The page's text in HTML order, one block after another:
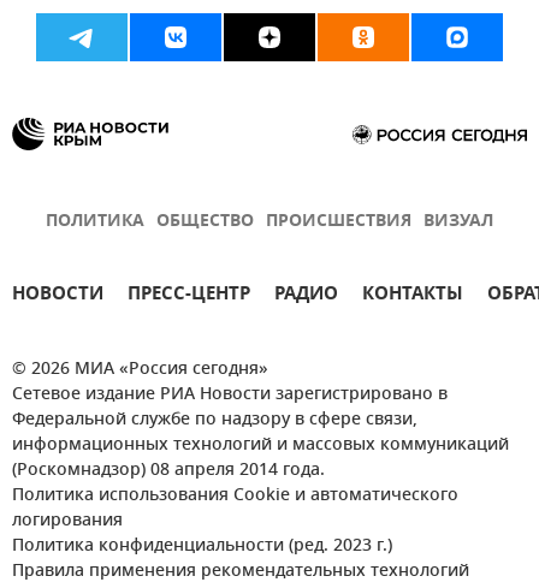
ПОЛИТИКА ОБЩЕСТВО ПРОИСШЕСТВИЯ ВИЗУАЛ
НОВОСТИ ПРЕСС-ЦЕНТР РАДИО КОНТАКТЫ
© 2026 МИА «Россия сегодня»
Сетевое издание РИА Новости зарегистрировано в
Федеральной службе по надзору в сфере связи,
информационных технологий и массовых коммуникаций
(Роскомнадзор) 08 апреля 2014 года.
Политика использования Cookie и автоматического
логирования
Политика конфиденциальности (ред. 2023 г.)
Правила применения рекомендательных технологий